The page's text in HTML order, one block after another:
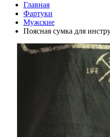
Главная
Фартуки
Мужские
Поясная сумка для